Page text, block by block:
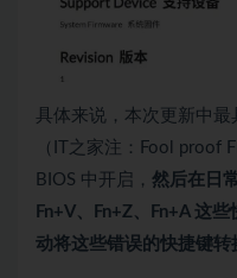
具体来说，本次更新中最
（IT之家注：Fool proof
BIOS 中开启， 然后在日
Fn+V、Fn+Z、Fn+A 这些
动将这些错误的快捷键